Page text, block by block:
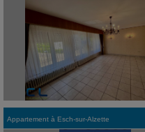
Appartement à Esch-sur-Alzette